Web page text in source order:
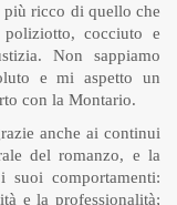
ricco di quello che
cocciuto e
Non sappiamo
e mi aspetto un
con la Montario.
anche ai continui
del romanzo, e la
suoi comportamenti:
e la professionalità;